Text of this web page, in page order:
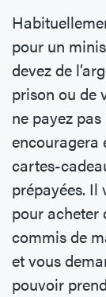
pour un
devez de
prison ou de
ne payez
encouragera
cartes-
prépayées. Il
pour acheter
commis de
et vous
pouvoir